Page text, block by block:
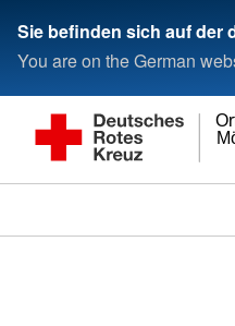
Sie befinden sich auf der
You are on the German